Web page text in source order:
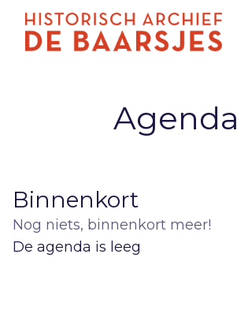
Agenda
Binnenkort
Nog niets, binnenkort meer!
De agenda is leeg